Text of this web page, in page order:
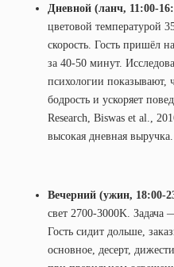
Дневной (ланч, 11:00-
цветовой температурой
скорость. Гость пришёл
за 40-50 минут.
психологии показывают,
бодрость и ускоряет
Research, Biswas et al.,
высокая дневная выручка.
Вечерний (ужин, 18:00-
свет 2700-3000K. Задача
Гость сидит дольше,
основное, десерт,